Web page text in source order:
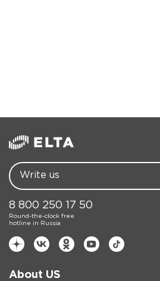
8 800 250 17 50
Round-the-clock free
hotline in Russia
About US